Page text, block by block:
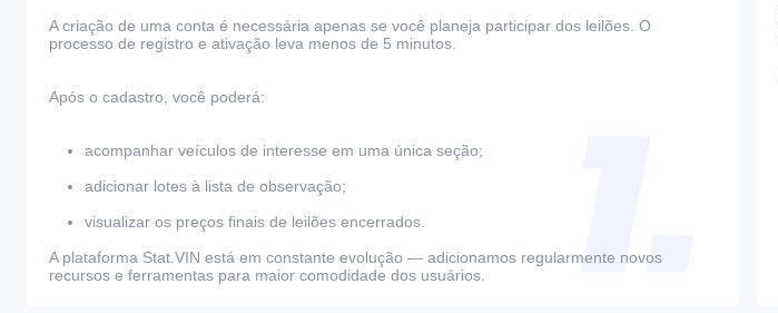
A criação de uma conta é necessária apenas se você planeja participar dos leilões. O
processo de registro e ativação leva menos de 5 minutos.
Após o cadastro, você poderá:
acompanhar veículos de interesse em uma única seção;
adicionar lotes à lista de observação;
visualizar os preços finais de leilões encerrados.
A plataforma Stat.VIN está em constante evolução — adicionamos regularmente novos
recursos e ferramentas para maior comodidade dos usuários.